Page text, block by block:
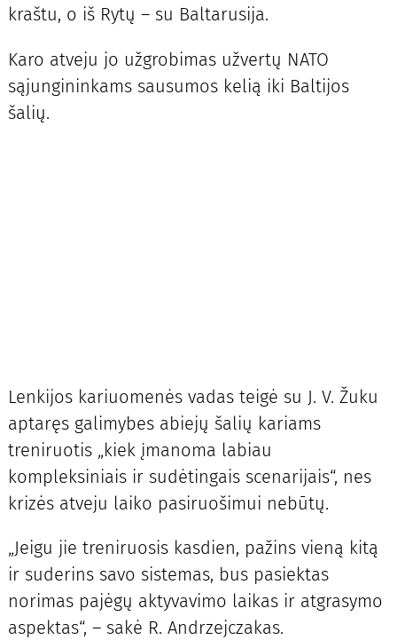
kraštu, o iš Rytų – su Baltarusija.
Karo atveju jo užgrobimas užvertų NATO
sąjungininkams sausumos kelią iki Baltijos
šalių.
Lenkijos kariuomenės vadas teigė su J. V. Žuku
aptaręs galimybes abiejų šalių kariams
treniruotis „kiek įmanoma labiau
kompleksiniais ir sudėtingais scenarijais“, nes
krizės atveju laiko pasiruošimui nebūtų.
„Jeigu jie treniruosis kasdien, pažins vieną kitą
ir suderins savo sistemas, bus pasiektas
norimas pajėgų aktyvavimo laikas ir atgrasymo
aspektas“, – sakė R. Andrzejczakas.